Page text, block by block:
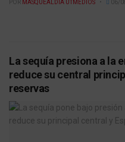
POR MASQUEALDIA UTMEDIOS 06/
La sequía presiona a la
reduce su central
reservas